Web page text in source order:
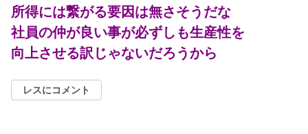
所得には繋がる要因は無さそうだな
社員の仲が良い事が必ずしも生産性を
向上させる訳じゃないだろうから
レスにコメント